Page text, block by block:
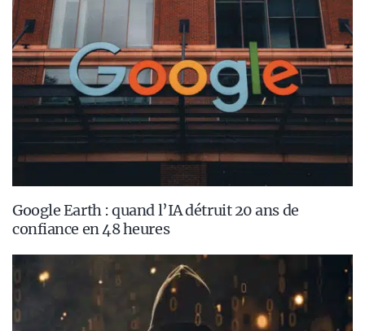
Google Earth : quand l’IA détruit 20 ans de
confiance en 48 heures